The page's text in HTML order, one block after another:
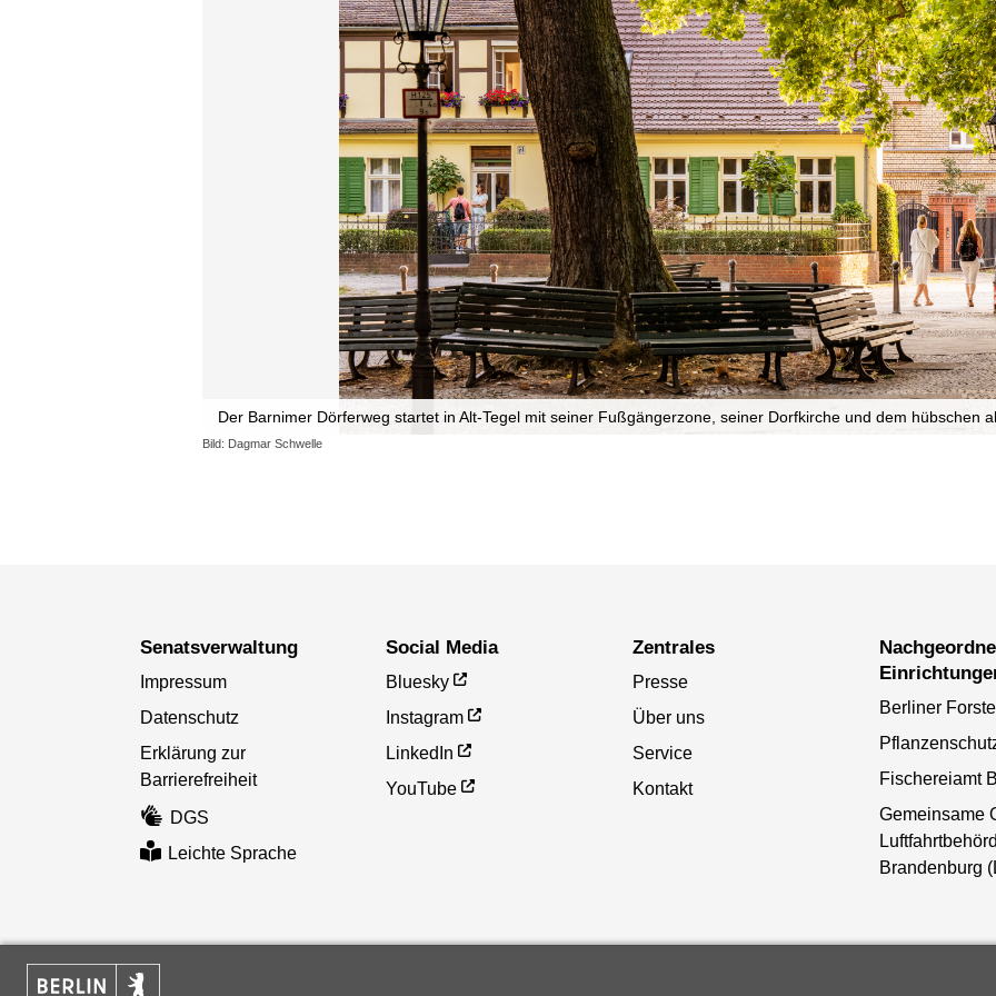
Der Barnimer Dörferweg startet in Alt-Tegel mit seiner Fußgängerzone, seiner Dorfkirche und dem hübschen
Bild: Dagmar Schwelle
Senatsverwaltung
Impressum
Datenschutz
Erklärung zur
Barrierefreiheit
DGS
Leichte Sprache
Social Media
Bluesky
Instagram
LinkedIn
YouTube
Zentrales
Presse
Über uns
Service
Kontakt
Nachgeordnete
Berliner
Fischereiamt
Gemeinsame
Brandenburg